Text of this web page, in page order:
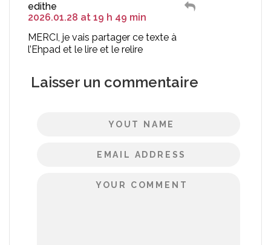
edithe
2026.01.28 at 19 h 49 min
MERCI, je vais partager ce texte à
l’Ehpad et le lire et le relire
Laisser un commentaire